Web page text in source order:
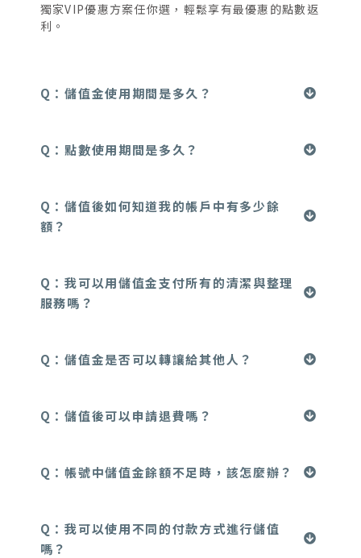
獨家VIP優惠方案任你選，輕鬆享有最優惠的點數返
利。
Q：儲值金使用期間是多久？
Q：點數使用期間是多久？
Q：儲值後如何知道我的帳戶中有多少餘
額？
Q：我可以用儲值金支付所有的清潔與整理
服務嗎？
Q：儲值金是否可以轉讓給其他人？
Q：儲值後可以申請退費嗎？
Q：帳號中儲值金餘額不足時，該怎麼辦？
Q：我可以使用不同的付款方式進行儲值
嗎？